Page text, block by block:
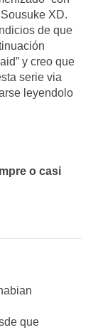
XD.
de que
y creo que
serie via
leyendolo
o casi
que